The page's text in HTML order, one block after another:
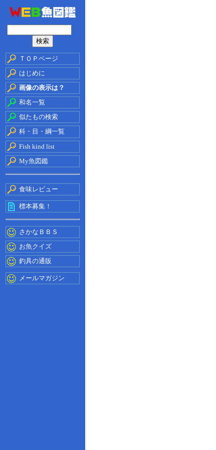
ＴＯＰページ
はじめに
画像の表示は？
和名一覧
似たもの検索
科・目・綱一覧
Fish kind list
My魚図鑑
食味レビュー
標本募集！
さかなＢＢＳ
お魚クイズ
釣具の通販
メールマガジン